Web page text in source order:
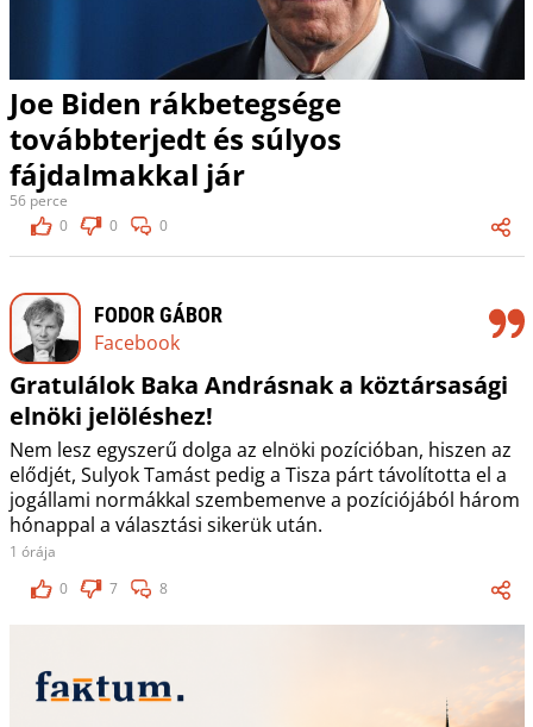
Joe Biden rákbetegsége
továbbterjedt és súlyos
fájdalmakkal jár
56 perce
0
0 0
FODOR GÁBOR
Facebook
Gratulálok Baka Andrásnak a köztársasági
elnöki jelöléshez!
Nem lesz egyszerű dolga az elnöki pozícióban, hiszen az
elődjét, Sulyok Tamást pedig a Tisza párt távolította el a
jogállami normákkal szembemenve a pozíciójából három
hónappal a választási sikerük után.
1 órája
0
7 8